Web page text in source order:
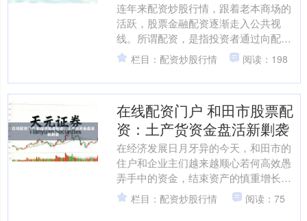
连年来配资炒股行情，跟着老本商场的
活跃，股票金融配资逐渐走入公共视
线。所谓配资，是指投资者通过向配资
公司或平台借入资金，以放大本人本金
进行股票交往的一种表情。这....
栏目：配资炒股行情 阅读：198
在线配资门户 和田市股票配
资：土产货资金盘活新剿袭
在经济发展日月牙异的今天，和田市的
住户和企业主们越来越顺心若何高效愚
弄手中的资金，结束资产的慎重增长。
股票商场行动投资搭理的进犯渠说念，
诱惑了繁多投资者的眼神。....
栏目：配资炒股行情 阅读：75